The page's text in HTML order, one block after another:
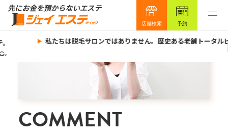
店舗検索 予約
私たちは脱毛サロンではありません。歴史ある老舗トータルビ
COMMENT